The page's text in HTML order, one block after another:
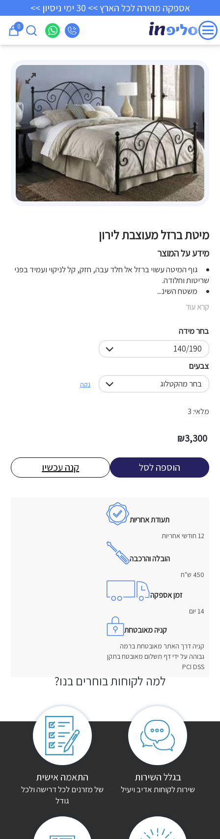
אספקה מהירה לכל הארץ >> 30 ימי ניסיון >>
0
מיטת ברזל מעוצבת לירון
מידע על המוצר
גוף המיטה עשוי ברזל אל חלד עבה, חזק, קל לניקוי ועמיד בפני
שריטות וחלודה.
משטח השינ...
קרא עוד
בחר מידה
צבעים
נקה
3,300
₪
מלאי: 3
הוספה לסל קנה עכשיו
תעודת אחריות
12 חודשי אחריות
הובלה והרכבה
450 ש"ח
זמן אספקה
14 יום
קניה מאובטחת
קניה דרך האתר מאובטחת ברמה
גבוהה על ידי דף תשלום מאובטח בתקן
PCI DSS
אין עדיין חוות דעת.
היה הראשון לכתוב סקירה “מיטת ברזל מעוצבת לירון”
האימייל לא יוצג באתר.
שדות החובה מסומנים
למה לקוחות בוחרים בנו?
בגלל השירות
שירות לקוחות אדיב ויעיל
התאמה אישית
של מזרנים לכל דרישה ולכל
גודל